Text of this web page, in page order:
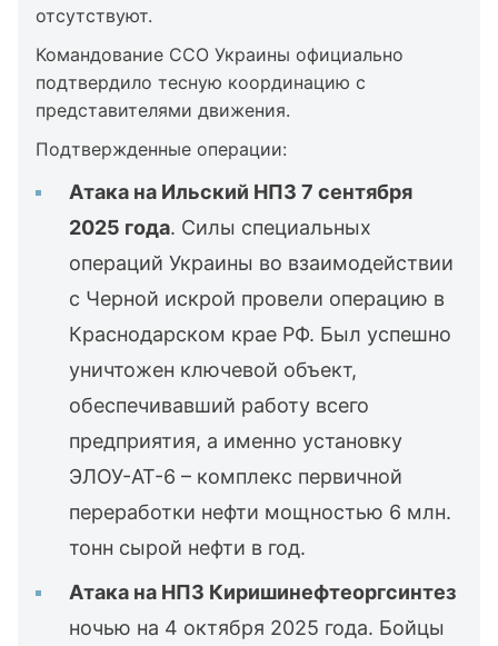
отсутствуют.
Командование ССО Украины официально
подтвердило тесную координацию с
представителями движения.
Подтвержденные операции:
Атака на Ильский НПЗ 7 сентября
2025 года. Силы специальных
операций Украины во взаимодействии
с Черной искрой провели операцию в
Краснодарском крае РФ. Был успешно
уничтожен ключевой объект,
обеспечивавший работу всего
предприятия, а именно установку
ЭЛОУ-АТ-6 – комплекс первичной
переработки нефти мощностью 6 млн.
тонн сырой нефти в год.
Атака на НПЗ Киришинефтеоргсинтез
ночью на 4 октября 2025 года. Бойцы